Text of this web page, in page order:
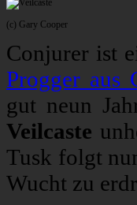
(c) Gary Cooper
Conjurer ist
Progger aus
gut neun
Veilcaste
Tusk folgt
Wucht zu